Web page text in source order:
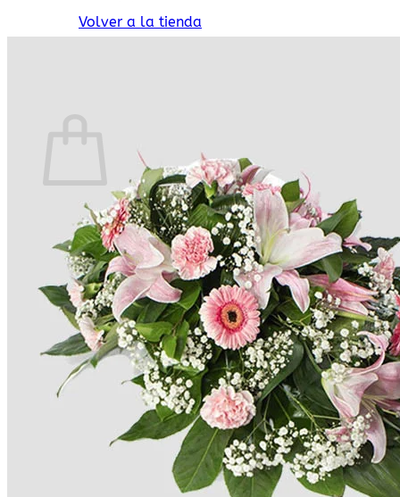
Volver a la tienda
No hay productos en el carrito.
Volver a la tienda